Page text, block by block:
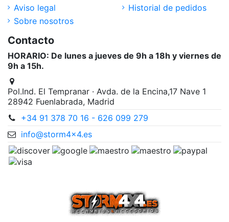
Aviso legal
Sobre nosotros
Historial de pedidos
Contacto
HORARIO: De lunes a jueves de 9h a 18h y viernes de
9h a 15h.
Pol.Ind. El Tempranar · Avda. de la Encina,17 Nave 1
28942 Fuenlabrada, Madrid
+34 91 378 70 16 - 626 099 279
info@storm4x4.es